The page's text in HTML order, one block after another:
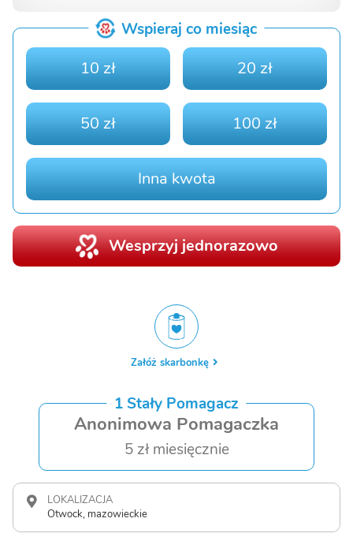
Wspieraj co miesiąc
10 zł 20 zł
50 zł 100 zł
Inna kwota
Wesprzyj jednorazowo
Załóż skarbonkę
1 Stały Pomagacz
Anonimowa Pomagaczka
5 zł miesięcznie
LOKALIZACJA
Otwock, mazowieckie